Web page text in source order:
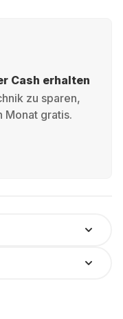
Cash erhalten
zu sparen,
Monat gratis.